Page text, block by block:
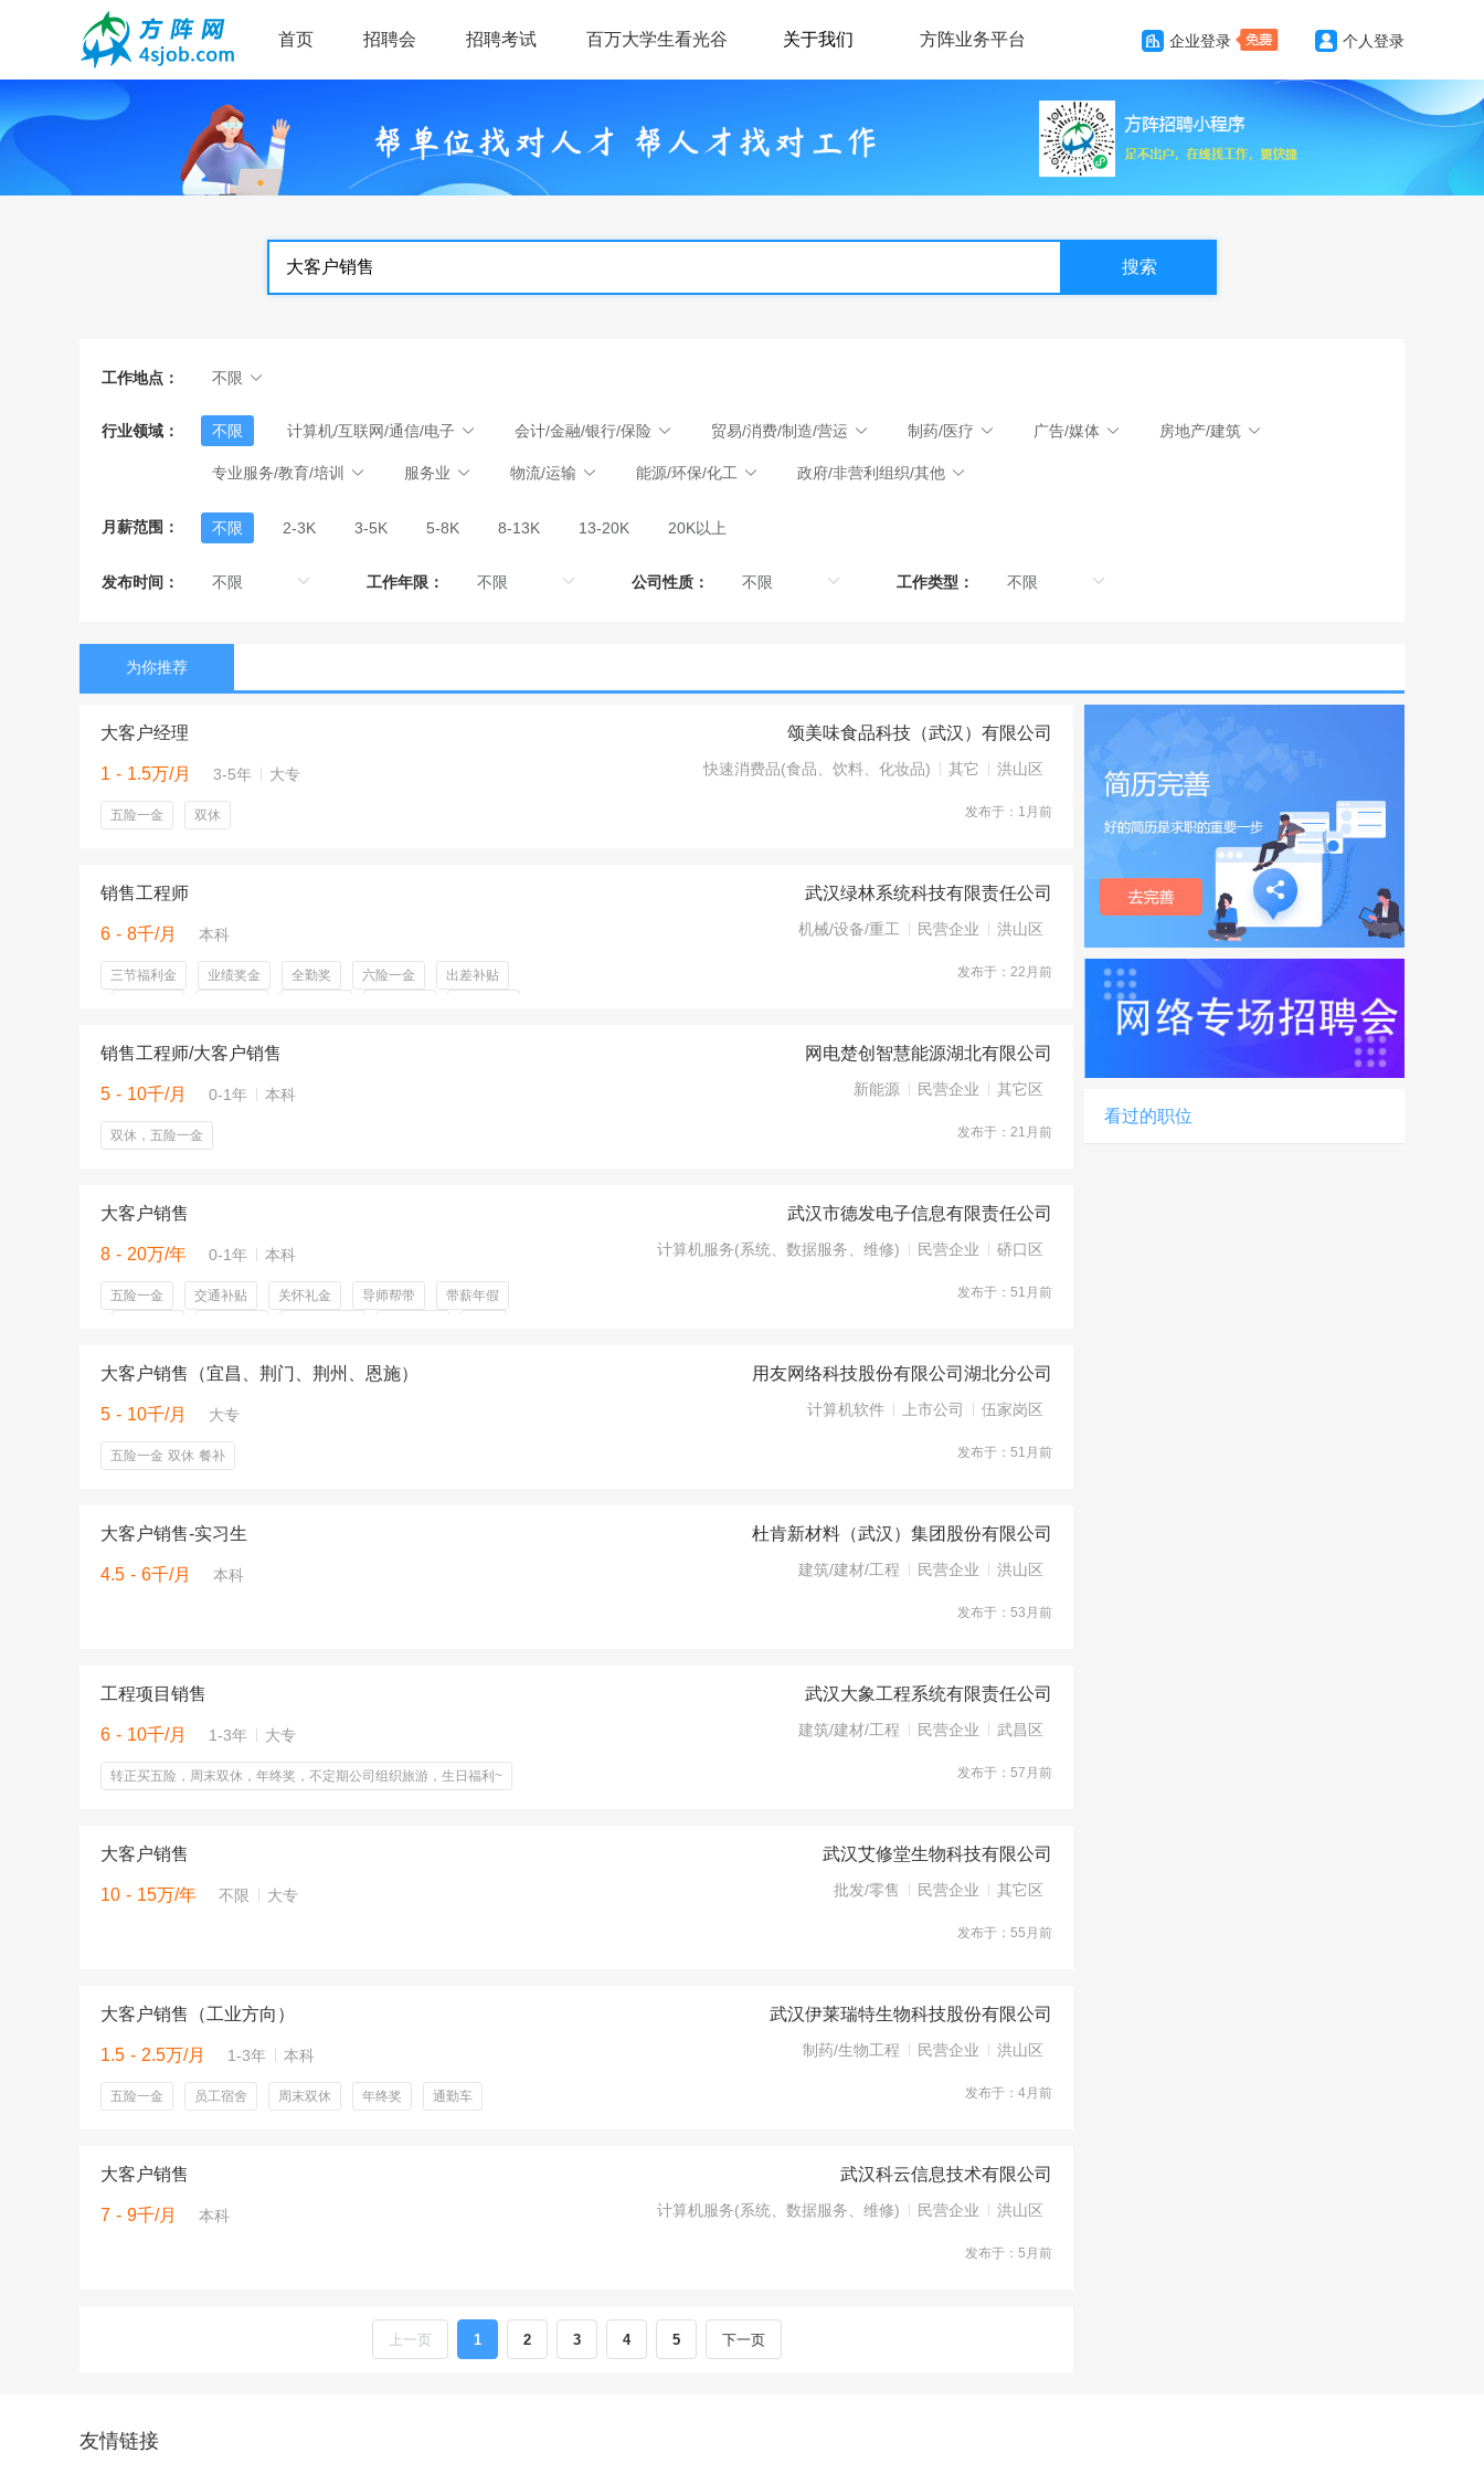
首页 招聘会 招聘考试 百万大学生看光谷 关于我们 方阵业务平台 企业登录 个人登录
搜索
工作地点： 不限
行业领域： 不限 计算机/互联网/通信/电子 会计/金融/银行/保险 贸易/消费/制造/营运 制药/医疗 广告/媒体 房地产/建筑
专业服务/教育/培训 服务业 物流/运输 能源/环保/化工 政府/非营利组织/其他
月薪范围： 不限 2-3K 3-5K 5-8K 8-13K 13-20K 20K以上
发布时间： 工作年限： 公司性质： 工作类型：
为你推荐
大客户经理
1 - 1.5万/月 3-5年 大专
五险一金 双休
颂美味食品科技（武汉）有限公司
快速消费品(食品、饮料、化妆品) 其它 洪山区
发布于：1月前
销售工程师
6 - 8千/月 本科
三节福利金 业绩奖金 全勤奖 六险一金
出差补贴
武汉绿林系统科技有限责任公司
机械/设备/重工 民营企业 洪山区
发布于：22月前
销售工程师/大客户销售
5 - 10千/月 0-1年 本科
双休，五险一金
网电楚创智慧能源湖北有限公司
新能源 民营企业 其它区
发布于：21月前
大客户销售
8 - 20万/年 0-1年 本科
五险一金 交通补贴 关怀礼金 导师帮带
带薪年假
武汉市德发电子信息有限责任公司
计算机服务(系统、数据服务、维修) 民营企业 硚口区
发布于：51月前
大客户销售（宜昌、荆门、荆州、恩施）
5 - 10千/月 大专
五险一金 双休 餐补
用友网络科技股份有限公司湖北分公司
计算机软件 上市公司 伍家岗区
发布于：51月前
大客户销售-实习生
4.5 - 6千/月 本科
杜肯新材料（武汉）集团股份有限公司
建筑/建材/工程 民营企业 洪山区
发布于：53月前
工程项目销售
6 - 10千/月 1-3年 大专
转正买五险，周末双休，年终奖，不定期公司组织旅游，生日福利~
武汉大象工程系统有限责任公司
建筑/建材/工程 民营企业 武昌区
发布于：57月前
大客户销售
10 - 15万/年 不限 大专
武汉艾修堂生物科技有限公司
批发/零售 民营企业 其它区
发布于：55月前
大客户销售（工业方向）
1.5 - 2.5万/月 1-3年 本科
五险一金 员工宿舍 周末双休 年终奖 通勤车
武汉伊莱瑞特生物科技股份有限公司
制药/生物工程 民营企业 洪山区
发布于：4月前
大客户销售
7 - 9千/月 本科
武汉科云信息技术有限公司
计算机服务(系统、数据服务、维修) 民营企业 洪山区
发布于：5月前
上一页 1 2 3 4 5 下一页
看过的职位
友情链接